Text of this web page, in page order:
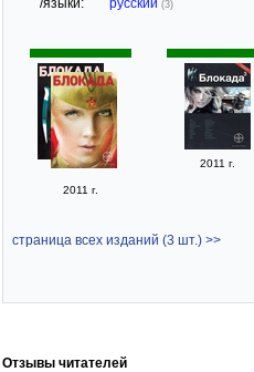
(3)
2011 г.
2011 г.
страница всех изданий (3 шт.) >>
Отзывы читателей